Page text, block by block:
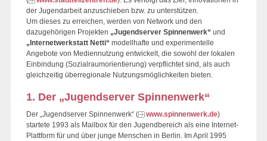
der Jugendarbeit anzuschieben bzw. zu unterstützen.
Um dieses zu erreichen, werden von Network und den
dazugehörigen Projekten „Jugendserver Spinnenwerk“ und
„Internetwerkstatt Netti“ modellhafte und experimentelle
Angebote von Mediennutzung entwickelt, die sowohl der lokalen
Einbindung (Sozialraumorientierung) verpflichtet sind, als auch
gleichzeitig überregionale Nutzungsmöglichkeiten bieten.
1. Der „Jugendserver Spinnenwerk“
Der „Jugendserver Spinnenwerk“ ( www.spinnenwerk.de)
startete 1993 als Mailbox für den Jugendbereich als eine Internet-
Plattform für und über junge Menschen in Berlin. Im April 1995